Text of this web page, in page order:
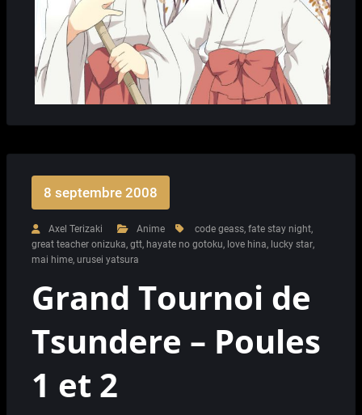
8 septembre 2008
Axel Terizaki Anime code geass, fate stay night,
great teacher onizuka, gtt, hayate no gotoku, love hina, lucky star,
mai hime, urusei yatsura
Grand Tournoi de
Tsundere – Poules
1 et 2